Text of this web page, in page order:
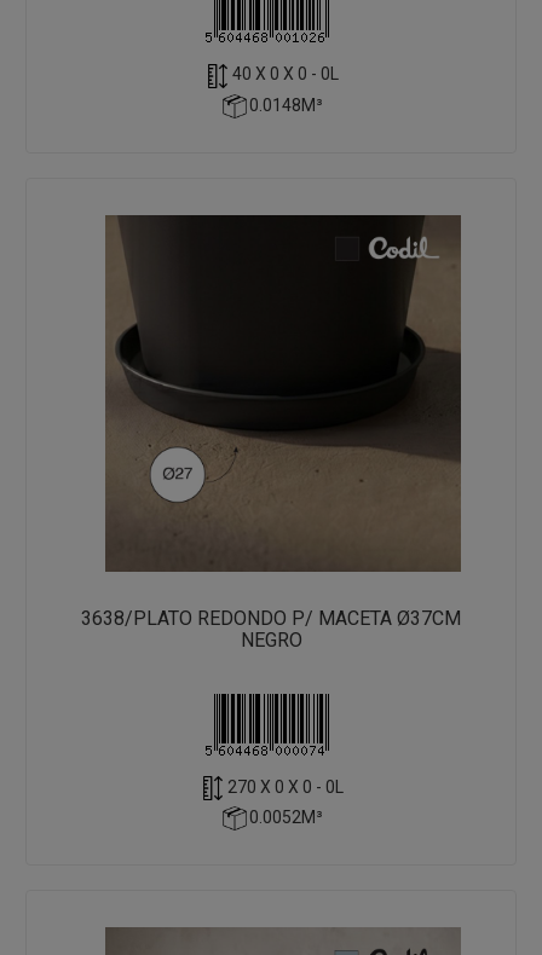
40 X 0 X 0 - 0L
0.0148M³
3638/PLATO REDONDO P/ MACETA Ø37CM
NEGRO
270 X 0 X 0 - 0L
0.0052M³